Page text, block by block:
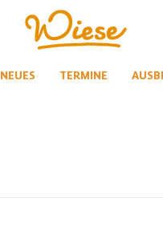
NEUES TERMINE